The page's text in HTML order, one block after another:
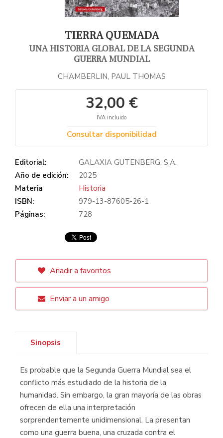
TIERRA QUEMADA
UNA HISTORIA GLOBAL DE LA SEGUNDA
GUERRA MUNDIAL
CHAMBERLIN, PAUL THOMAS
32,00 €
IVA incluido
Consultar disponibilidad
Editorial:
GALAXIA GUTENBERG, S.A.
Año de edición:
2025
Materia
Historia
ISBN:
979-13-87605-26-1
Páginas:
728
Añadir a favoritos
Enviar a un amigo
Sinopsis
Es probable que la Segunda Guerra Mundial sea el
conflicto más estudiado de la historia de la
humanidad. Sin embargo, la gran mayoría de las obras
ofrecen de ella una interpretación
sorprendentemente unidimensional. La presentan
como una guerra buena, una cruzada contra el